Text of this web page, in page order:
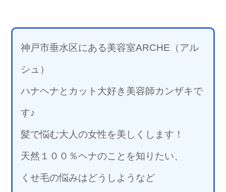
神戸市垂水区にある美容室ARCHE（アル
シュ）
ハナヘナとカット大好き美容師カンザキで
す♪
髪で悩む大人の女性を美しくします！
天然１００％ヘナのことを知りたい、
くせ毛の悩みはどうしようなど